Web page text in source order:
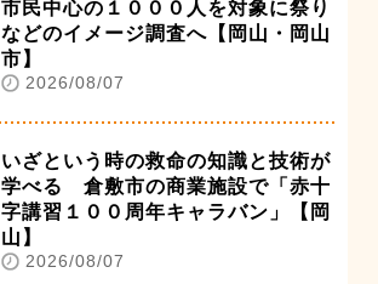
市民中心の１０００人を対象に祭り
などのイメージ調査へ【岡山・岡山
市】
2026/08/07
いざという時の救命の知識と技術が
学べる 倉敷市の商業施設で「赤十
字講習１００周年キャラバン」【岡
山】
2026/08/07